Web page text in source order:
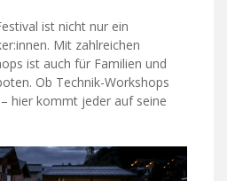
ist nicht nur ein
Mit zahlreichen
ist auch für Familien und
Ob Technik-Workshops
hier kommt jeder auf seine